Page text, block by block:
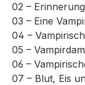
02 –
03 – Eine
04 –
05 –
06 –
07 – Blut, Eis